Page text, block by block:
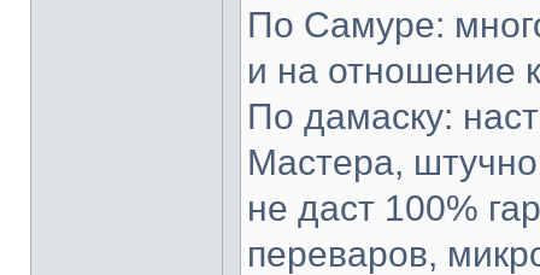
По Самуре:
и на отношение
По дамаску:
Мастера,
не даст 100%
переваров,